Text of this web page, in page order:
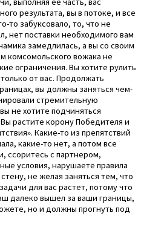
результата, вы в потоке, и все
то забуксовало, то, что не
нет поставки необходимого вам
замедлилась, а вы со своим
комсомольского вожака не
ограничения. Вы хотите рулить
от вас. Продолжать
вы должны заняться чем-
стремительную
не хотите подчиняться
растите корону Победителя и
Какие-то из препятствий
какие-то нет, а потом все
ссоритесь с партнером,
условия, нарушаете правила
не желая заняться тем, что
для вас растет, потому что
далеко вышел за ваши границы,
но и должны прогнуть под